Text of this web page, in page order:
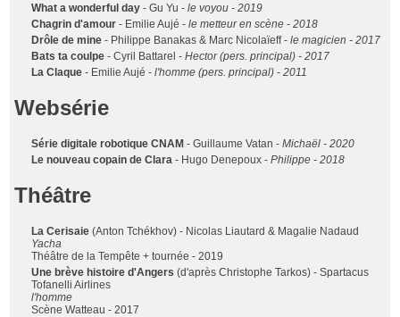
What a wonderful day - Gu Yu -le voyou - 2019
Chagrin d'amour - Emilie Aujé -le metteur en scène - 2018
Drôle de mine - Philippe Banakas & Marc Nicolaïeff -le magicien - 2017
Bats ta coulpe - Cyril Battarel -Hector (pers. principal) - 2017
La Claque - Emilie Aujé -l'homme (pers. principal) - 2011
Websérie
Série digitale robotique CNAM - Guillaume Vatan -Michaël - 2020
Le nouveau copain de Clara - Hugo Denepoux -Philippe - 2018
Théâtre
La Cerisaie (Anton Tchékhov) - Nicolas Liautard & Magalie Nadaud
Yacha
Théâtre de la Tempête + tournée - 2019
Une brève histoire d'Angers (d'après Christophe Tarkos) - Spartacus
Tofanelli Airlines
l'homme
Scène Watteau - 2017